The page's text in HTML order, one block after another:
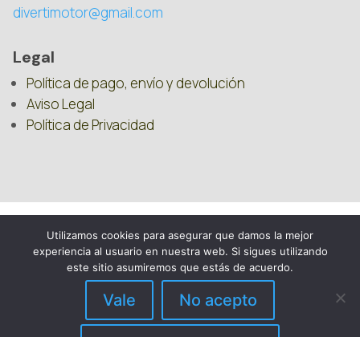
divertimotor@gmail.com
Legal
Política de pago, envío y devolución
Aviso Legal
Política de Privacidad
DIVERTIMOTOR – 2025 – REPUESTOS PARA
QUADS
Utilizamos cookies para asegurar que damos la mejor
experiencia al usuario en nuestra web. Si sigues utilizando
este sitio asumiremos que estás de acuerdo.
Vale No acepto